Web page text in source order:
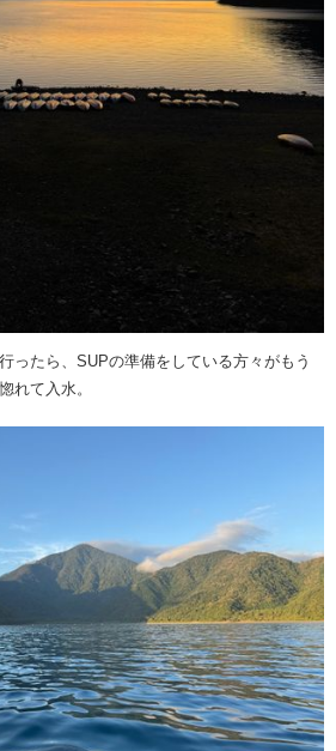
ったら、SUPの準備をしている方々がもう
れて入水。